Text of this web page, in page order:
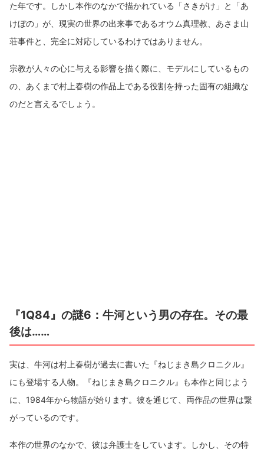
た年です。しかし本作のなかで描かれている「さきがけ」と「あ
けぼの」が、現実の世界の出来事であるオウム真理教、あさま山
荘事件と、完全に対応しているわけではありません。
宗教が人々の心に与える影響を描く際に、モデルにしているもの
の、あくまで村上春樹の作品上である役割を持った固有の組織な
のだと言えるでしょう。
『1Q84』の謎6：牛河という男の存在。その最
後は……
実は、牛河は村上春樹が過去に書いた『ねじまき島クロニクル』
にも登場する人物。『ねじまき島クロニクル』も本作と同じよう
に、1984年から物語が始ります。彼を通じて、両作品の世界は繋
がっているのです。
本作の世界のなかで、彼は弁護士をしています。しかし、その特